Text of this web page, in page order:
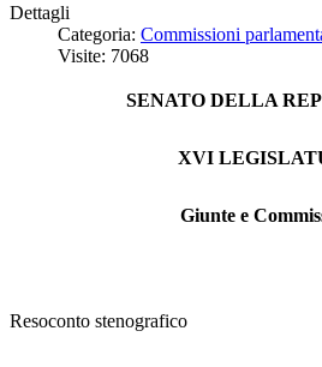
Dettagli
Categoria: Commissioni
Visite: 7068
SENATO DELLA
XVI
Giunte e
Resoconto stenografico